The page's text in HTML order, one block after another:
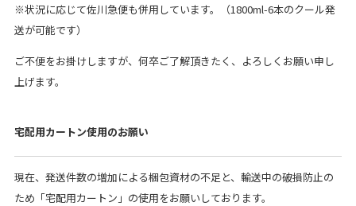
※状況に応じて佐川急便も併用しています。（1800ml-6本のクール発
送が可能です）
ご不便をお掛けしますが、何卒ご了解頂きたく、よろしくお願い申し
上げます。
宅配用カートン使用のお願い
現在、発送件数の増加による梱包資材の不足と、輸送中の破損防止の
ため「宅配用カートン」の使用をお願いしております。